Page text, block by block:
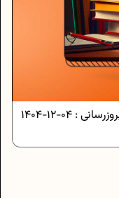
:
04-12-1404